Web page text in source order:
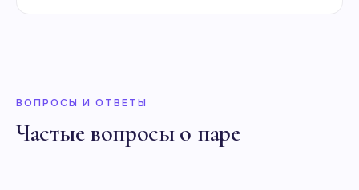
ВОПРОСЫ И ОТВЕТЫ
Частые вопросы о паре